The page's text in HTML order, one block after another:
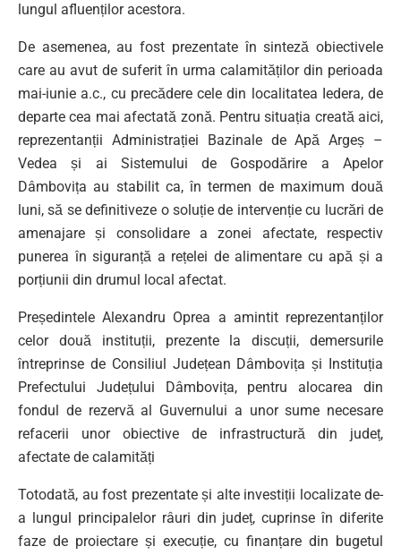
lungul afluenților acestora.
De asemenea, au fost prezentate în sinteză obiectivele
care au avut de suferit în urma calamităților din perioada
mai-iunie a.c., cu precădere cele din localitatea Iedera, de
departe cea mai afectată zonă. Pentru situația creată aici,
reprezentanții Administrației Bazinale de Apă Argeș –
Vedea și ai Sistemului de Gospodărire a Apelor
Dâmbovița au stabilit ca, în termen de maximum două
luni, să se definitiveze o soluție de intervenție cu lucrări de
amenajare și consolidare a zonei afectate, respectiv
punerea în siguranță a rețelei de alimentare cu apă și a
porțiunii din drumul local afectat.
Președintele Alexandru Oprea a amintit reprezentanților
celor două instituții, prezente la discuții, demersurile
întreprinse de Consiliul Județean Dâmbovița și Instituția
Prefectului Județului Dâmbovița, pentru alocarea din
fondul de rezervă al Guvernului a unor sume necesare
refacerii unor obiective de infrastructură din județ,
afectate de calamități
Totodată, au fost prezentate și alte investiții localizate de-
a lungul principalelor râuri din județ, cuprinse în diferite
faze de proiectare și execuție, cu finanțare din bugetul